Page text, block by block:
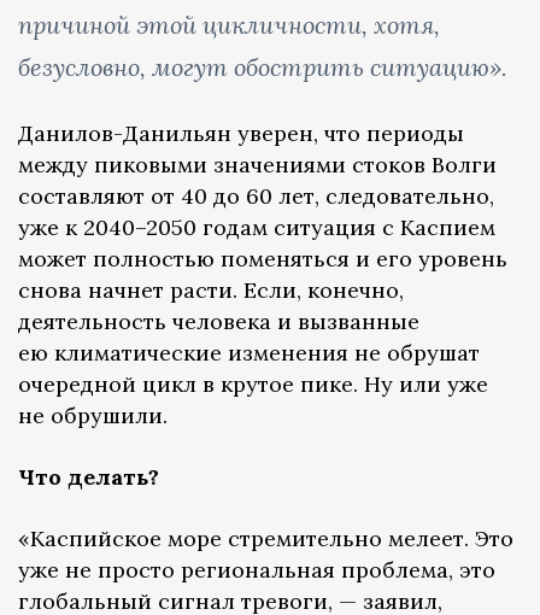
причиной этой цикличности, хотя,
безусловно, могут обострить ситуацию».
Данилов-Данильян уверен, что периоды
между пиковыми значениями стоков Волги
составляют от 40 до 60 лет, следовательно,
уже к 2040–2050 годам ситуация с Каспием
может полностью поменяться и его уровень
снова начнет расти. Если, конечно,
деятельность человека и вызванные
ею климатические изменения не обрушат
очередной цикл в крутое пике. Ну или уже
не обрушили.
Что делать?
«Каспийское море стремительно мелеет. Это
уже не просто региональная проблема, это
глобальный сигнал тревоги, — заявил,